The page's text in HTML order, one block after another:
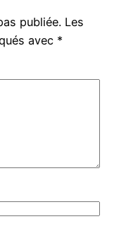
publiée. Les
avec *